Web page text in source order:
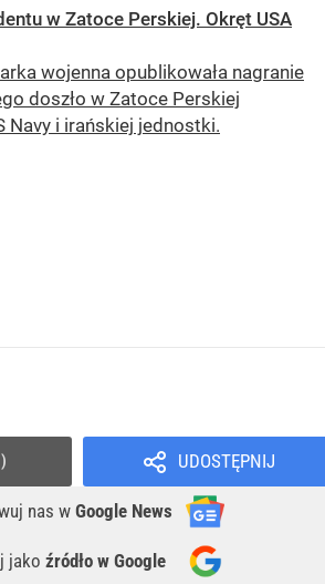
w Zatoce Perskiej. Okręt USA
wojenna opublikowała nagranie
doszło w Zatoce Perskiej
Navy i irańskiej jednostki.
UDOSTĘPNIJ
nas w Google News
jako źródło w Google